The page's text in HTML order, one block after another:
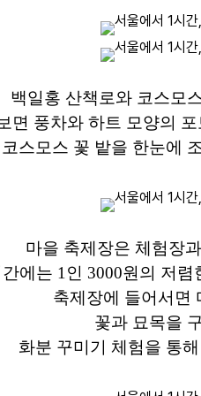
백일홍 산책로와 코스모
면 풍차와 하트 모양의
스모스 꽃 밭을 한눈에
마을 축제장은 체험장
에는 1인 3000원의 저
축제장에 들어서면
꽃과 묘목을
화분 꾸미기 체험을 통